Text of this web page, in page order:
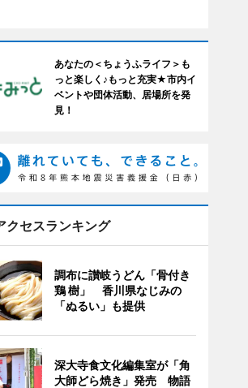
あなたの＜ちょうふライフ＞も
っと楽しく♪もっと充実★市内イ
ベントや団体活動、居場所を発
見！
クセスランキング
調布に讃岐うどん「骨付き
鶏 樹」 香川県なじみの
「ぬるい」も提供
深大寺食文化編集室が「角
大師どら焼き」発売 物語